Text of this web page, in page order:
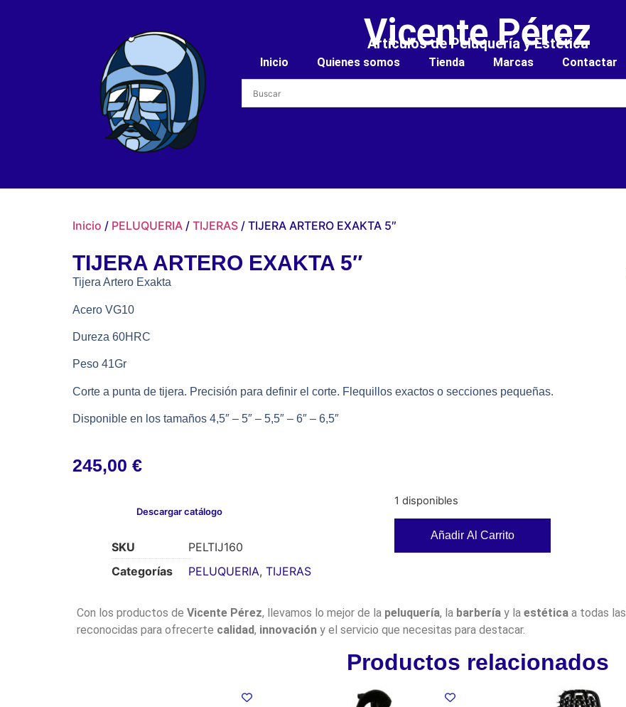
Vicente Pérez
Artículos de Peluquería y Estética
Inicio Quienes somos Tienda Marcas Contactar
Inicio / PELUQUERIA / TIJERAS / TIJERA ARTERO EXAKTA 5″
TIJERA ARTERO EXAKTA 5″
Tijera Artero Exakta
Acero VG10
Dureza 60HRC
Peso 41Gr
Corte a punta de tijera. Precisión para definir el corte. Flequillos exactos o secciones pequeñas.
Disponible en los tamaños 4,5″ – 5″ – 5,5″ – 6″ – 6,5″
245,00 €
Descargar catálogo
SKU
PELTIJ160
Categorías
PELUQUERIA, TIJERAS
1 disponibles
Añadir Al Carrito
Con los productos de Vicente Pérez, llevamos lo mejor de la peluquería, la barberíay la estéticaa todas las
reconocidas para ofrecerte calidad, innovacióny el servicio que necesitas para destacar.
Productos relacionados